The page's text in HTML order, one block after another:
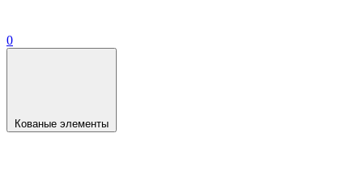
0
Кованые элементы